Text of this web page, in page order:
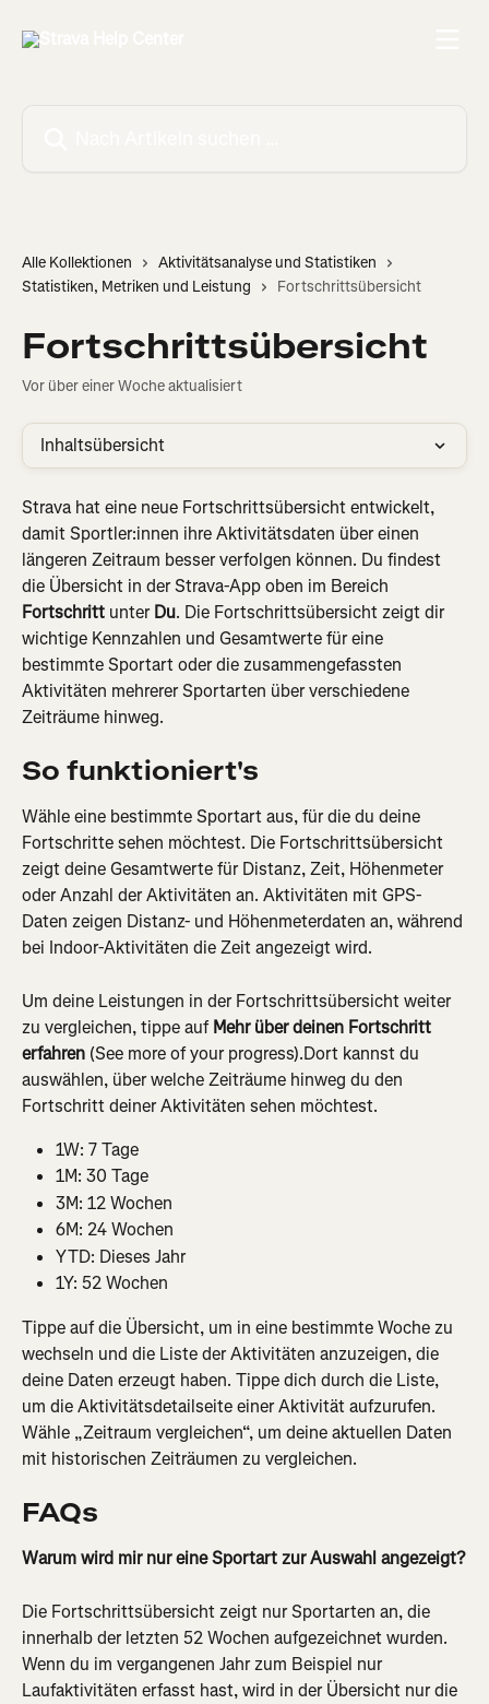
Alle Kollektionen
Aktivitätsanalyse und Statistiken
Statistiken, Metriken und Leistung
Fortschrittsübersicht
Fortschrittsübersicht
Vor über einer Woche aktualisiert
Inhaltsübersicht
Strava hat eine neue Fortschrittsübersicht entwickelt,
damit Sportler:innen ihre Aktivitätsdaten über einen
längeren Zeitraum besser verfolgen können. Du findest
die Übersicht in der Strava-App oben im Bereich
Fortschritt unter Du. Die Fortschrittsübersicht zeigt dir
wichtige Kennzahlen und Gesamtwerte für eine
bestimmte Sportart oder die zusammengefassten
Aktivitäten mehrerer Sportarten über verschiedene
Zeiträume hinweg.
So funktioniert's
Wähle eine bestimmte Sportart aus, für die du deine
Fortschritte sehen möchtest. Die Fortschrittsübersicht
zeigt deine Gesamtwerte für Distanz, Zeit, Höhenmeter
oder Anzahl der Aktivitäten an. Aktivitäten mit GPS-
Daten zeigen Distanz- und Höhenmeterdaten an, während
bei Indoor-Aktivitäten die Zeit angezeigt wird.
Um deine Leistungen in der Fortschrittsübersicht weiter
zu vergleichen, tippe auf Mehr über deinen Fortschritt
erfahren (See more of your progress).Dort kannst du
auswählen, über welche Zeiträume hinweg du den
Fortschritt deiner Aktivitäten sehen möchtest.
1W: 7 Tage
1M: 30 Tage
3M: 12 Wochen
6M: 24 Wochen
YTD: Dieses Jahr
1Y: 52 Wochen
Tippe auf die Übersicht, um in eine bestimmte Woche zu
wechseln und die Liste der Aktivitäten anzuzeigen, die
deine Daten erzeugt haben. Tippe dich durch die Liste,
um die Aktivitätsdetailseite einer Aktivität aufzurufen.
Wähle „Zeitraum vergleichen“, um deine aktuellen Daten
mit historischen Zeiträumen zu vergleichen.
FAQs
Warum wird mir nur eine Sportart zur Auswahl angezeigt?
Die Fortschrittsübersicht zeigt nur Sportarten an, die
innerhalb der letzten 52 Wochen aufgezeichnet wurden.
Wenn du im vergangenen Jahr zum Beispiel nur
Laufaktivitäten erfasst hast, wird in der Übersicht nur die